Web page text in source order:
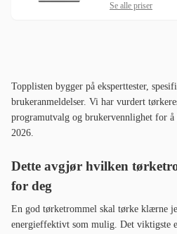
Se alle priser
Topplisten bygger på eksperttester,
brukeranmeldelser. Vi har vurdert
programutvalg og brukervennlighet for å
2026.
Dette avgjør hvilken
for deg
En god tørketrommel skal tørke klærne
energieffektivt som mulig. Det viktigste